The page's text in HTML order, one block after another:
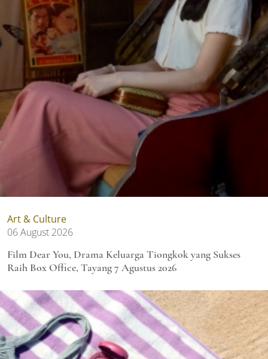
Art & Culture
06 August 2026
Film Dear You, Drama Keluarga Tiongkok yang Sukses
Raih Box Office, Tayang 7 Agustus 2026